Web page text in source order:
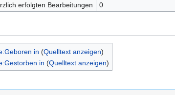
erfolgten Bearbeitungen
0
in (Quelltext anzeigen)
in (Quelltext anzeigen)